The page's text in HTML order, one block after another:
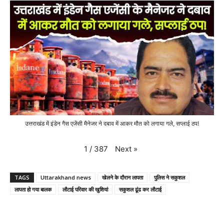
उत्तराखंड में इंडेन गैस एजेंसी मैनेजर ने दबाव में आकर मौत को लगाया गले, सप्लाई ठप!
1 / 387 Next »
TAGS Uttarakhand news खेलने के दौरान लापता
पुलिस ने सकुशल
लापता हो गया बालक
लौटाई परिवार की खुशियां सकुशल ढूंढ कर लौटाई